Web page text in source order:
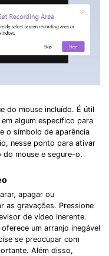
do mouse incluído. É útil
algum específico para
o símbolo de aparência
nesse ponto para ativar
mouse e segure-o.
apagar ou
as gravações. Pressione
de vídeo inerente.
um arranjo inegável
se preocupar com
Além disso,